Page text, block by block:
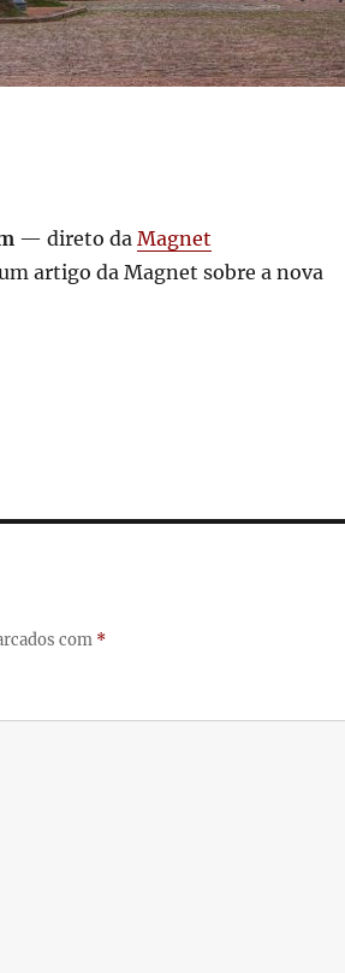
— direto da Magnet
artigo da Magnet sobre a nova
com *